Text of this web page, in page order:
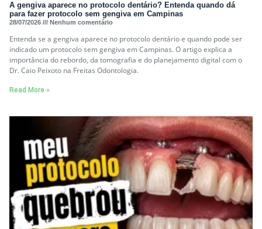
A gengiva aparece no protocolo dentário? Entenda quando dá
para fazer protocolo sem gengiva em Campinas
28/07/2026 Nenhum comentário
Entenda se a gengiva aparece no protocolo dentário e quando pode ser
indicado um protocolo sem gengiva em Campinas. O artigo explica a
importância do rebordo, da tomografia e do planejamento digital com o
Dr. Caio Peixoto na Freitas Odontologia.
Read More »